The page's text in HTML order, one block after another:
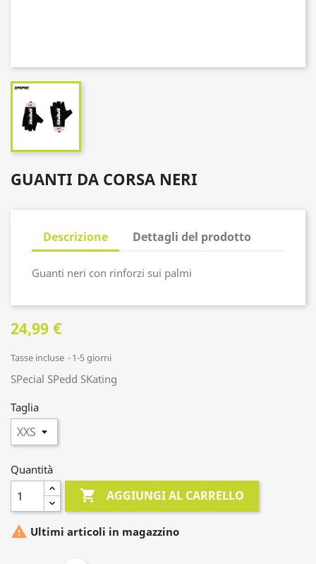
GUANTI DA CORSA NERI
Descrizione Dettagli del prodotto
Guanti neri con rinforzi sui palmi
24,99 €
Tasse incluse 1-5 giorni
SPecial SPedd SKating
Taglia
Quantità
 AGGIUNGI AL CARRELLO
 Ultimi articoli in magazzino